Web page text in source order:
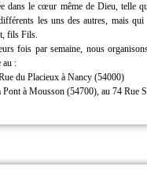
dans le cœur même de Dieu, telle
les uns des autres, mais qui
fils Fils.
fois par semaine, nous
au :
du Placieux à Nancy (54000)
Pont à Mousson (54700), au 74 Rue